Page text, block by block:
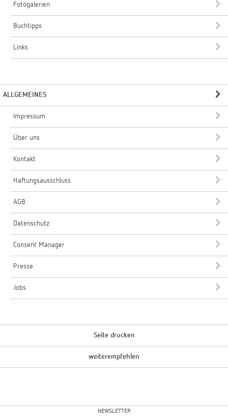
Fotogalerien
Buchtipps
Links
ALLGEMEINES
Impressum
Über uns
Kontakt
Haftungsausschluss
AGB
Datenschutz
Consent Manager
Presse
Jobs
Seite drucken
weiterempfehlen
NEWSLETTER